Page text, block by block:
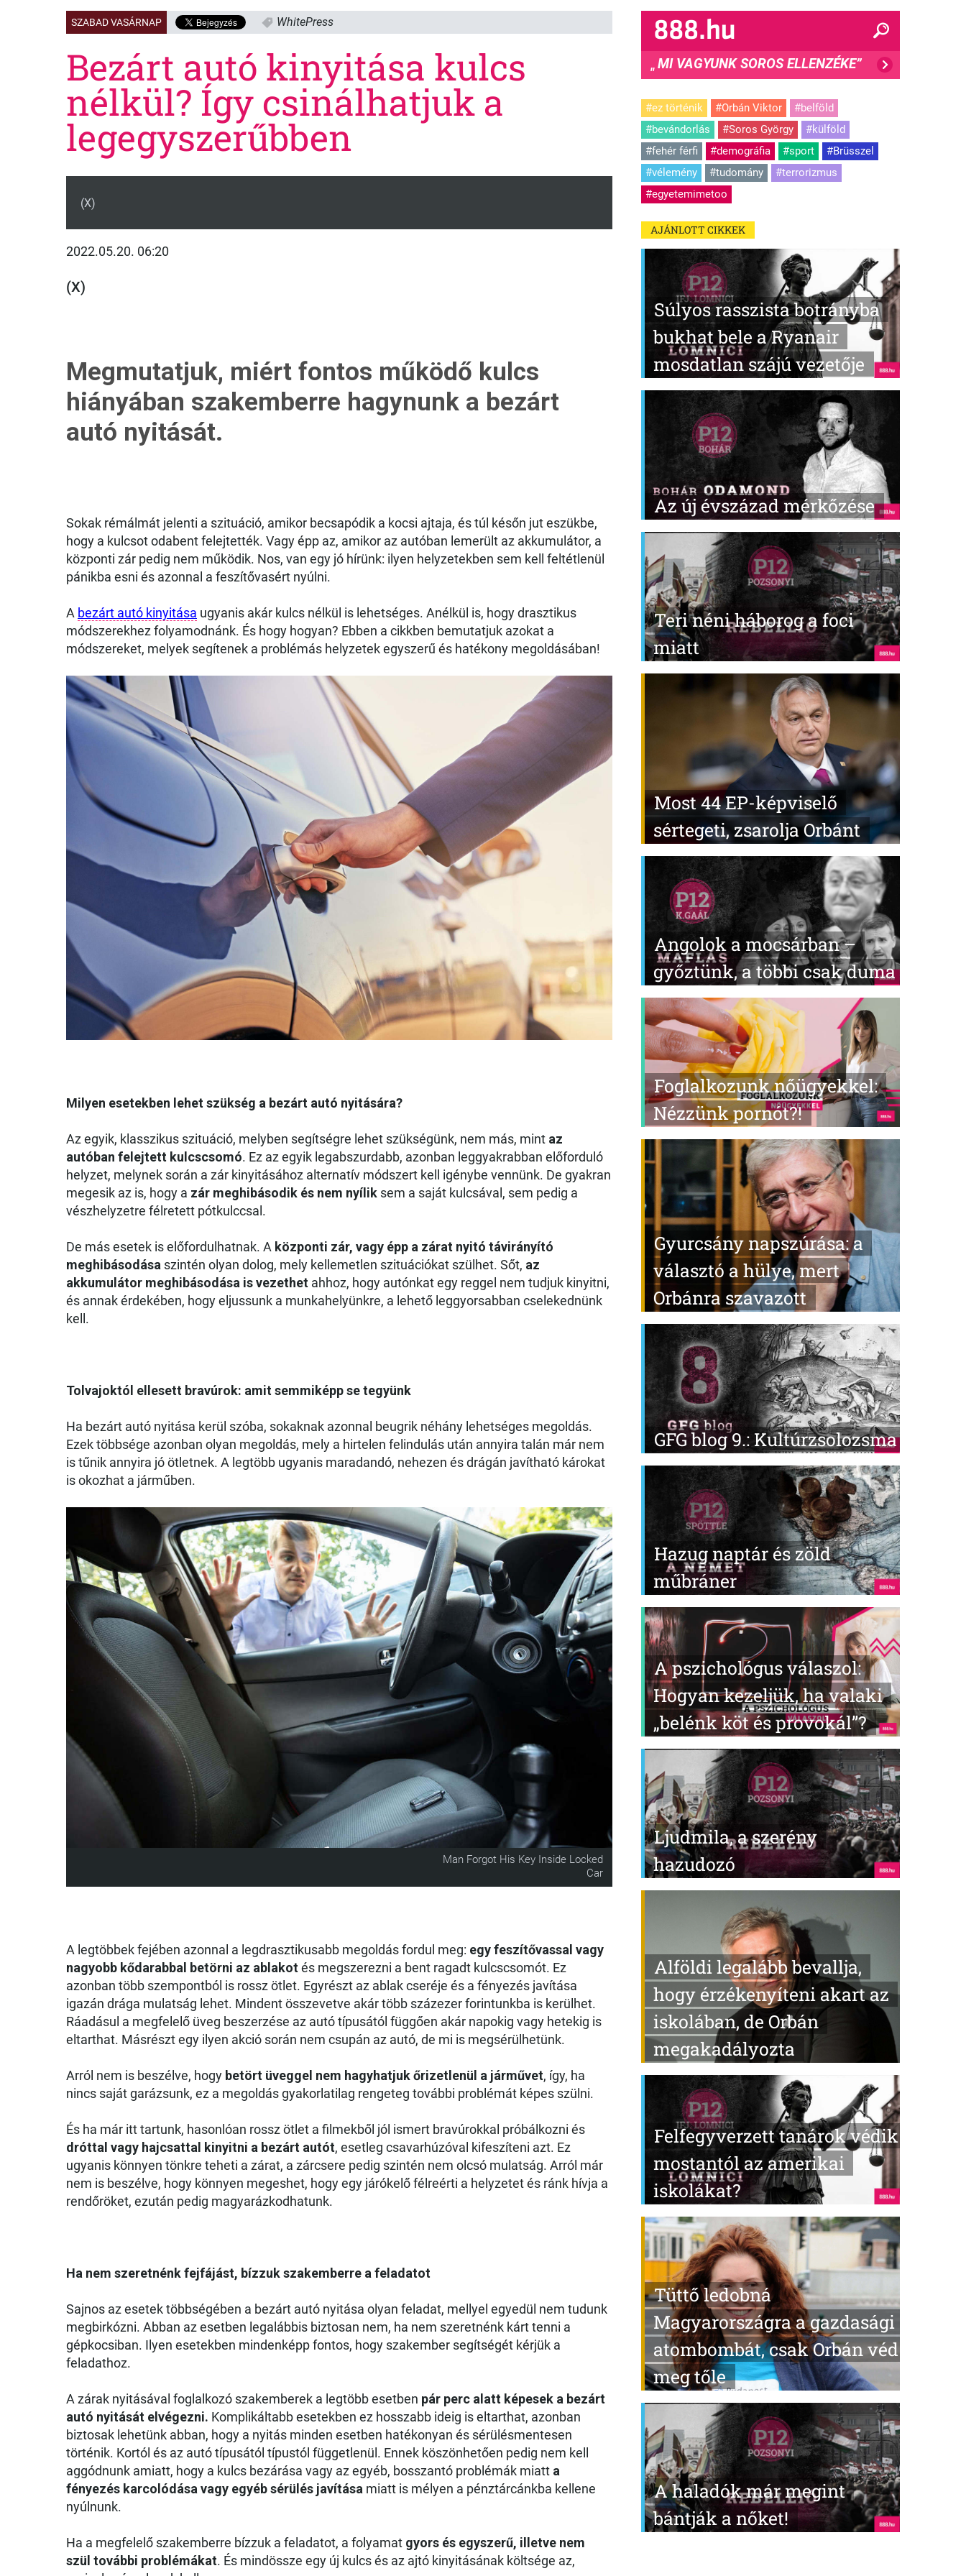
"
MI VAGYUNK SOROS ELLENZÉKE”
#ez történik #Orbán Viktor
#belföld
#bevándorlás
#Soros György
#külföld
#fehér férfi
#demográfia #sport
#Brüsszel
#vélemény
#tudomány
#terrorizmus
#egyetemimetoo
SZABAD VASÁRNAP WhitePress
Bezárt autó kinyitása kulcs
nélkül? Így csinálhatjuk a
legegyszerűbben
(X)
2022.05.20. 06:20
(X)
Megmutatjuk, miért fontos működő kulcs
hiányában szakemberre hagynunk a bezárt
autó nyitását.
Sokak rémálmát jelenti a szituáció, amikor becsapódik a kocsi ajtaja, és túl későn jut eszükbe,
hogy a kulcsot odabent felejtették. Vagy épp az, amikor az autóban lemerült az akkumulátor, a
központi zár pedig nem működik. Nos, van egy jó hírünk: ilyen helyzetekben sem kell feltétlenül
pánikba esni és azonnal a feszítővasért nyúlni.
A bezárt autó kinyitása ugyanis akár kulcs nélkül is lehetséges. Anélkül is, hogy drasztikus
módszerekhez folyamodnánk. És hogy hogyan? Ebben a cikkben bemutatjuk azokat a
módszereket, melyek segítenek a problémás helyzetek egyszerű és hatékony megoldásában!
Milyen esetekben lehet szükség a bezárt autó nyitására?
Az egyik, klasszikus szituáció, melyben segítségre lehet szükségünk, nem más, mint az
autóban felejtett kulcscsomó. Ez az egyik legabszurdabb, azonban leggyakrabban előforduló
helyzet, melynek során a zár kinyitásához alternatív módszert kell igénybe vennünk. De gyakran
megesik az is, hogy a zár meghibásodik és nem nyílik sem a saját kulcsával, sem pedig a
vészhelyzetre félretett pótkulccsal.
De más esetek is előfordulhatnak. A központi zár, vagy épp a zárat nyitó távirányító
meghibásodása szintén olyan dolog, mely kellemetlen szituációkat szülhet. Sőt, az
akkumulátor meghibásodása is vezethet ahhoz, hogy autónkat egy reggel nem tudjuk kinyitni,
és annak érdekében, hogy eljussunk a munkahelyünkre, a lehető leggyorsabban cselekednünk
kell.
Tolvajoktól ellesett bravúrok: amit semmiképp se tegyünk
Ha bezárt autó nyitása kerül szóba, sokaknak azonnal beugrik néhány lehetséges megoldás.
Ezek többsége azonban olyan megoldás, mely a hirtelen felindulás után annyira talán már nem
is tűnik annyira jó ötletnek. A legtöbb ugyanis maradandó, nehezen és drágán javítható károkat
is okozhat a járműben.
Man Forgot His Key Inside Locked
Car
A legtöbbek fejében azonnal a legdrasztikusabb megoldás fordul meg: egy feszítővassal vagy
nagyobb kődarabbal betörni az ablakotés megszerezni a bent ragadt kulcscsomót. Ez
azonban több szempontból is rossz ötlet. Egyrészt az ablak cseréje és a fényezés javítása
igazán drága mulatság lehet. Mindent összevetve akár több százezer forintunkba is kerülhet.
Ráadásul a megfelelő üveg beszerzése az autó típusától függően akár napokig vagy hetekig is
eltarthat. Másrészt egy ilyen akció során nem csupán az autó, de mi is megsérülhetünk.
Arról nem is beszélve, hogy betört üveggel nem hagyhatjuk őrizetlenül a járművet, így, ha
nincs saját garázsunk, ez a megoldás gyakorlatilag rengeteg további problémát képes szülni.
És ha már itt tartunk, hasonlóan rossz ötlet a filmekből jól ismert bravúrokkal próbálkozni és
dróttal vagy hajcsattal kinyitni a bezárt autót, esetleg csavarhúzóval kifeszíteni azt. Ez
ugyanis könnyen tönkre teheti a zárat, a zárcsere pedig szintén nem olcsó mulatság. Arról már
nem is beszélve, hogy könnyen megeshet, hogy egy járókelő félreérti a helyzetet és ránk hívja a
rendőröket, ezután pedig magyarázkodhatunk.
Ha nem szeretnénk fejfájást, bízzuk szakemberre a feladatot
Sajnos az esetek többségében a bezárt autó nyitása olyan feladat, mellyel egyedül nem tudunk
megbirkózni. Abban az esetben legalábbis biztosan nem, ha nem szeretnénk kárt tenni a
gépkocsiban. Ilyen esetekben mindenképp fontos, hogy szakember segítségét kérjük a
feladathoz.
A zárak nyitásával foglalkozó szakemberek a legtöbb esetben pár perc alatt képesek a bezárt
autó nyitását elvégezni. Komplikáltabb esetekben ez hosszabb ideig is eltarthat, azonban
biztosak lehetünk abban, hogy a nyitás minden esetben hatékonyan és sérülésmentesen
történik. Kortól és az autó típusától típustól függetlenül. Ennek köszönhetően pedig nem kell
aggódnunk amiatt, hogy a kulcs bezárása vagy az egyéb, bosszantó problémák miatt a
fényezés karcolódása vagy egyéb sérülés javítása miatt is mélyen a pénztárcánkba kellene
nyúlnunk.
Ha a megfelelő szakemberre bízzuk a feladatot, a folyamat gyors és egyszerű, illetve nem
szül további problémákat. És mindössze egy új kulcs és az ajtó kinyitásának költsége az,
AJÁNLOTT CIKKEK
Súlyos rasszista botrányba
bukhat bele a Ryanair
mosdatlan szájú vezetője
Az új évszázad mérkőzése
Teri néni háborog a foci
miatt
Most 44 EP-képviselő
sértegeti, zsarolja Orbánt
Angolok a mocsárban –
győztünk, a többi csak duma
Foglalkozunk nőügyekkel:
Nézzünk pornót?!
Gyurcsány napszúrása: a
választó a hülye, mert
Orbánra szavazott
GFG blog 9.: Kultúrzsolozsma
Hazug naptár és zöld
műbráner
A pszichológus válaszol:
Hogyan kezeljük, ha valaki
„belénk köt és provokál”?
Ljudmila, a szerény
hazudozó
Alföldi legalább bevallja,
hogy érzékenyíteni akart az
iskolában, de Orbán
megakadályozta
Felfegyverzett tanárok védik
mostantól az amerikai
iskolákat?
Tüttő ledobná
Magyarországra a gazdasági
atombombát, csak Orbán véd
meg tőle
A haladók már megint
bántják a nőket!